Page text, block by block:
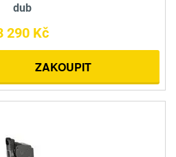
dub
290 Kč
ZAKOUPIT